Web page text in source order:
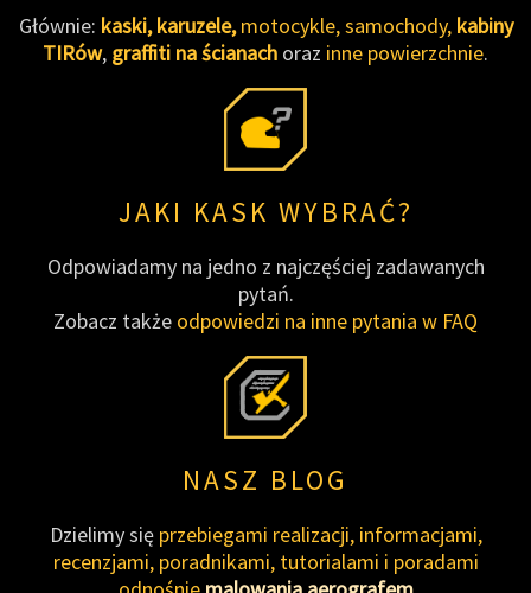
Głównie: kaski, karuzele, motocykle, samochody, kabiny
TIRów, graffiti na ścianach oraz inne powierzchnie.
JAKI KASK WYBRAĆ?
Odpowiadamy na jedno z najczęściej zadawanych
pytań.
Zobacz także odpowiedzi na inne pytania w FAQ
NASZ BLOG
Dzielimy się przebiegami realizacji, informacjami,
recenzjami, poradnikami, tutorialami i poradami